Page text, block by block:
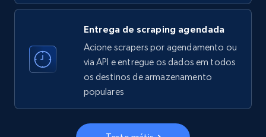
Instagram - Profiles - Collect profile
information by user name
business account, Is professional account, Is
Entrega de scraping agendada
Acione scrapers por agendamento ou
via API e entregue os dados em todos
os destinos de armazenamento
populares